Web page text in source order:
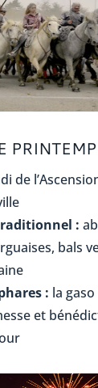
de
:
bals
: la
et